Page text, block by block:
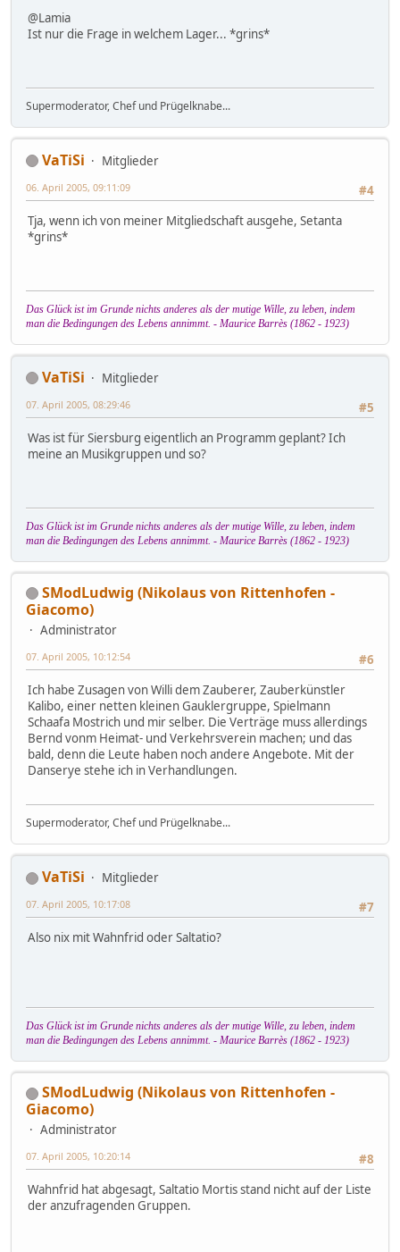
@Lamia
Ist nur die Frage in welchem Lager... *grins*
Supermoderator, Chef und Prügelknabe...
VaTiSi
Mitglieder
#4
06. April 2005, 09:11:09
Tja, wenn ich von meiner Mitgliedschaft ausgehe, Setanta
*grins*
Das Glück ist im Grunde nichts anderes als der mutige Wille, zu leben, indem
man die Bedingungen des Lebens annimmt. - Maurice Barrès (1862 - 1923)
VaTiSi
Mitglieder
#5
07. April 2005, 08:29:46
Was ist für Siersburg eigentlich an Programm geplant? Ich
meine an Musikgruppen und so?
Das Glück ist im Grunde nichts anderes als der mutige Wille, zu leben, indem
man die Bedingungen des Lebens annimmt. - Maurice Barrès (1862 - 1923)
SModLudwig (Nikolaus von Rittenhofen -
Giacomo)
Administrator
#6
07. April 2005, 10:12:54
Ich habe Zusagen von Willi dem Zauberer, Zauberkünstler
Kalibo, einer netten kleinen Gauklergruppe, Spielmann
Schaafa Mostrich und mir selber. Die Verträge muss allerdings
Bernd vonm Heimat- und Verkehrsverein machen; und das
bald, denn die Leute haben noch andere Angebote. Mit der
Danserye stehe ich in Verhandlungen.
Supermoderator, Chef und Prügelknabe...
VaTiSi
Mitglieder
#7
07. April 2005, 10:17:08
Also nix mit Wahnfrid oder Saltatio?
Das Glück ist im Grunde nichts anderes als der mutige Wille, zu leben, indem
man die Bedingungen des Lebens annimmt. - Maurice Barrès (1862 - 1923)
SModLudwig (Nikolaus von Rittenhofen -
Giacomo)
Administrator
#8
07. April 2005, 10:20:14
Wahnfrid hat abgesagt, Saltatio Mortis stand nicht auf der Liste
der anzufragenden Gruppen.